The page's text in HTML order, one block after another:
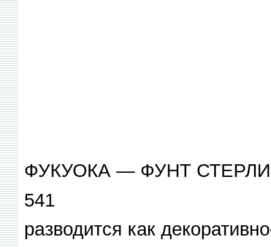
ФУКУОКА — ФУНТ
541
разводится как